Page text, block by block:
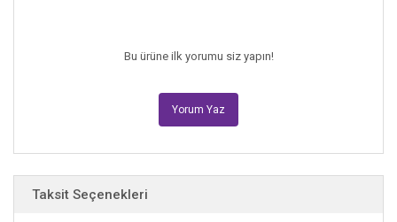
Bu ürüne ilk yorumu siz yapın!
Yorum Yaz
Taksit Seçenekleri